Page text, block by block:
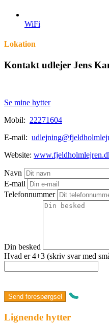
WiFi
Lokation
Kontakt udlejer Jens
Se mine hytter
Mobil: 22271604
E-mail:
Website:
Navn
E-mail
Telefonnummer
Din besked
Hvad er 4+3 (skriv svar med
Lignende hytter